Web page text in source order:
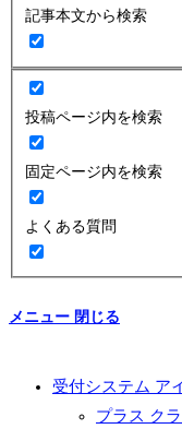
記事本文から検索
投稿ページ内を検索
固定ページ内を検索
よくある質問
メニュー 閉じる
受付システム ア
プラス ク